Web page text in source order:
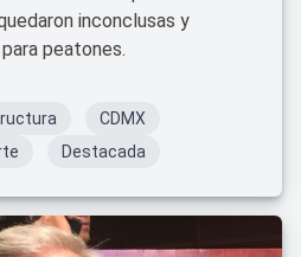
inconclusas y
peatones.
CDMX
Destacada